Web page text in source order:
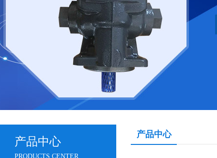
产品中心
PRODUCTS CENTER
产品中心